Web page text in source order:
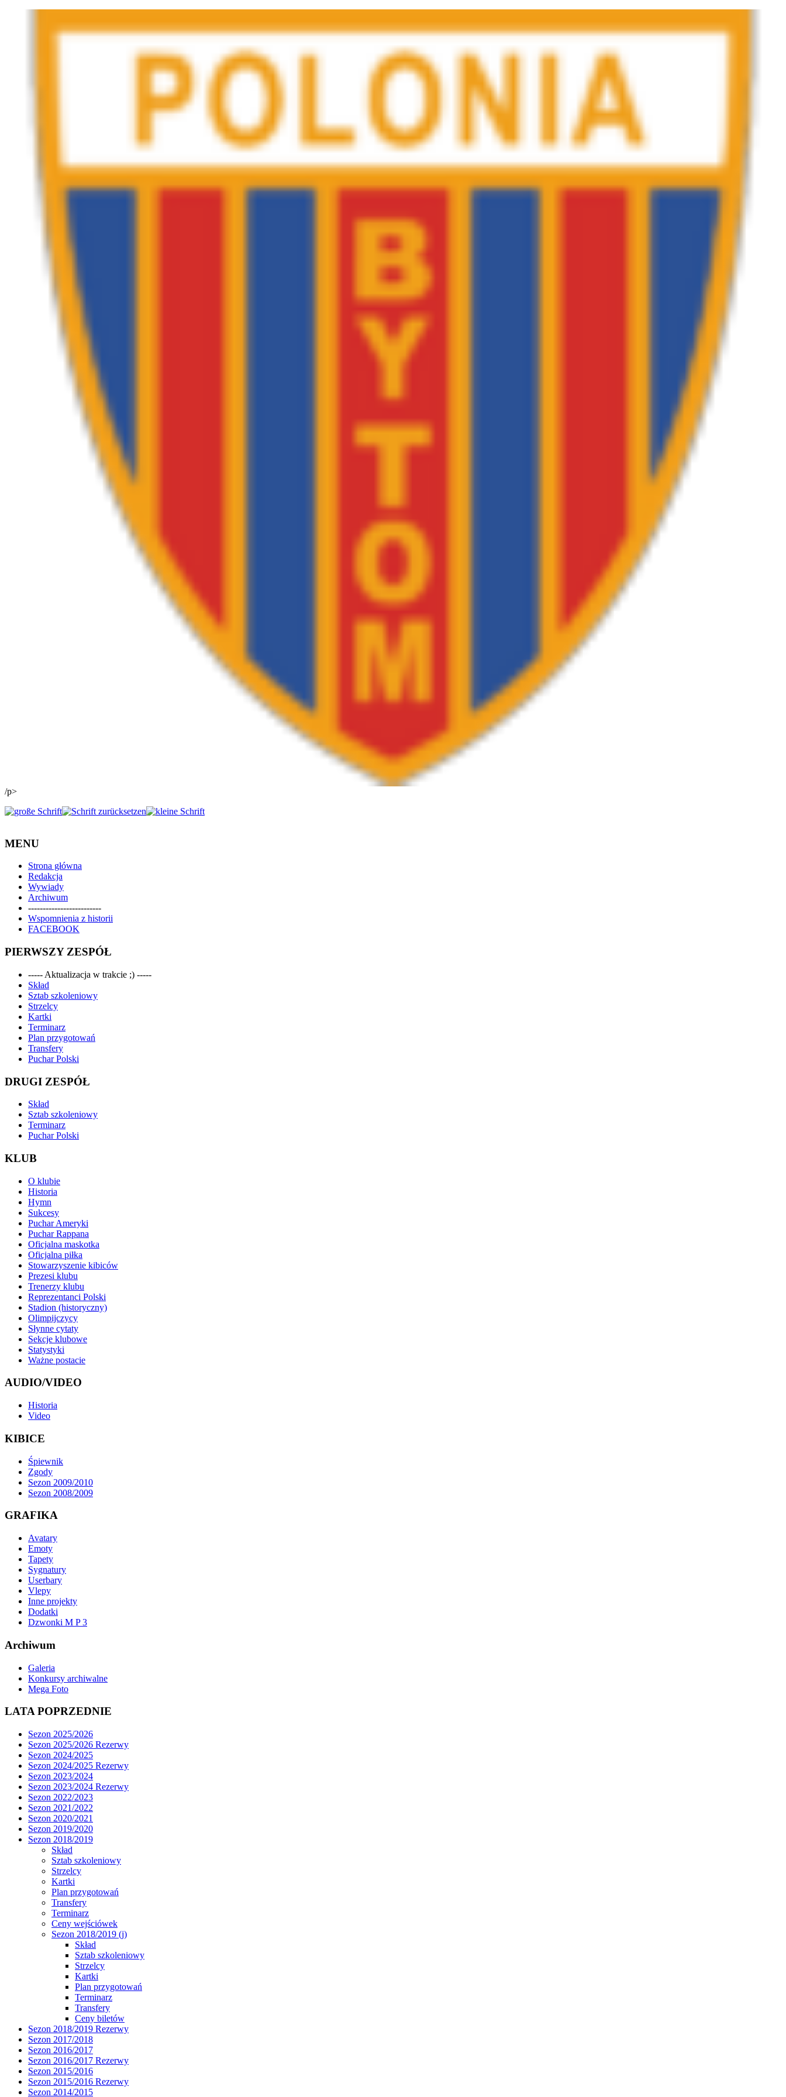
/p>
MENU
Strona główna
Redakcja
Wywiady
Archiwum
-------------------------
Wspomnienia z historii
FACEBOOK
PIERWSZY ZESPÓŁ
----- Aktualizacja w trakcie ;) -----
Skład
Sztab szkoleniowy
Strzelcy
Kartki
Terminarz
Plan przygotowań
Transfery
Puchar Polski
DRUGI ZESPÓŁ
Skład
Sztab szkoleniowy
Terminarz
Puchar Polski
KLUB
O klubie
Historia
Hymn
Sukcesy
Puchar Ameryki
Puchar Rappana
Oficjalna maskotka
Oficjalna piłka
Stowarzyszenie kibiców
Prezesi klubu
Trenerzy klubu
Reprezentanci Polski
Stadion (historyczny)
Olimpijczycy
Słynne cytaty
Sekcje klubowe
Statystyki
Ważne postacie
AUDIO/VIDEO
Historia
Video
KIBICE
Śpiewnik
Zgody
Sezon 2009/2010
Sezon 2008/2009
GRAFIKA
Avatary
Emoty
Tapety
Sygnatury
Userbary
Vlepy
Inne projekty
Dodatki
Dzwonki M P 3
Archiwum
Galeria
Konkursy archiwalne
Mega Foto
LATA POPRZEDNIE
Sezon 2025/2026
Sezon 2025/2026 Rezerwy
Sezon 2024/2025
Sezon 2024/2025 Rezerwy
Sezon 2023/2024
Sezon 2023/2024 Rezerwy
Sezon 2022/2023
Sezon 2021/2022
Sezon 2020/2021
Sezon 2019/2020
Sezon 2018/2019
Skład
Sztab szkoleniowy
Strzelcy
Kartki
Plan przygotowań
Transfery
Terminarz
Ceny wejściówek
Sezon 2018/2019 (j)
Skład
Sztab szkoleniowy
Strzelcy
Kartki
Plan przygotowań
Terminarz
Transfery
Ceny biletów
Sezon 2018/2019 Rezerwy
Sezon 2017/2018
Sezon 2016/2017
Sezon 2016/2017 Rezerwy
Sezon 2015/2016
Sezon 2015/2016 Rezerwy
Sezon 2014/2015